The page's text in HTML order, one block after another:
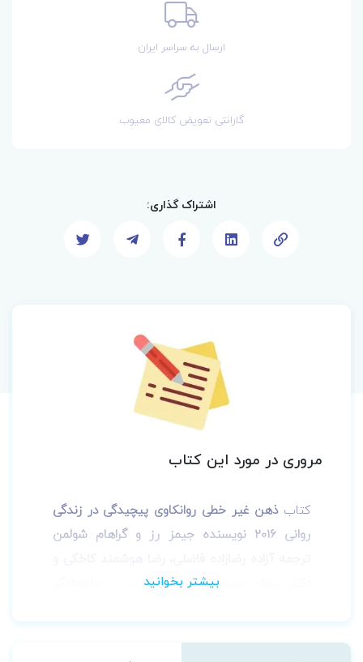
ارسال به سراسر ایران
گارانتی تعویض کالای معیوب
اشتراک گذاری:
مروری در مورد این کتاب
کتابذهن غیر خطی روانکاوی پیچیدگی در زندگی
روانی 2016 نویسنده جیمز رز و گراهام شولمن
دکتر پیمان یوسف زادهتوسط انتشارات